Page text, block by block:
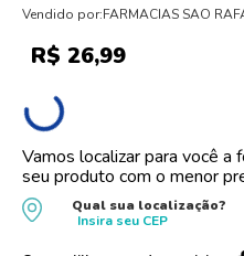
Vendido por:FARMACIAS SAO
R$ 26,99
Vamos localizar para você a
seu produto com o menor
Qual sua localização?
Insira seu CEP
6º elseve
7º dove
8º
9
10ºoleo